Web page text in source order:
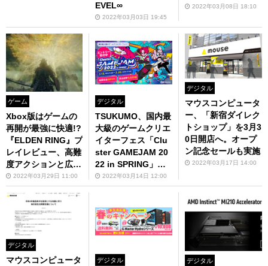
EVEL∞
2022年03月03日 19:45
2022年03月08日 18:10
ゲーム
Xbox版はゲームの
再開が最強に快適!?
『ELDEN RING』プ
レイレビュー、高難
度アクションと広大
な世界に圧倒！
2022年03月29日 11:00
デジタル
TSUKUMO、国内最
大級のゲームクリエ
イターフェス「Clu
ster GAMEJAM 20
22 in SPRING」（3
月18日21時開催）
に協賛
2022年03月14日 12:00
デジタル
マウスコンピュータ
ー、「新宿ダイレク
トショップ」を3月3
0日開店へ。オープ
ン記念セールも実施
2022年03月17日 14:00
デジタル
マウスコンピュータ
デジタル デジタル